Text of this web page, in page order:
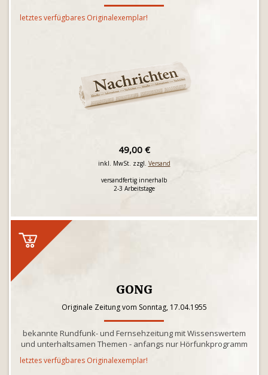
letztes verfügbares Originalexemplar!
49,00 €
inkl. MwSt. zzgl. Versand
versandfertig innerhalb
2-3 Arbeitstage
GONG
Originale Zeitung vom Sonntag, 17.04.1955
bekannte Rundfunk- und Fernsehzeitung mit Wissenswertem
und unterhaltsamen Themen - anfangs nur Hörfunkprogramm
letztes verfügbares Originalexemplar!